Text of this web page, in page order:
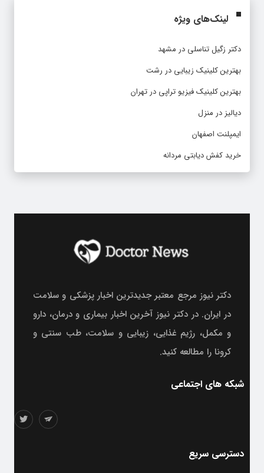
لینک‌های ویژه
دکتر زگیل تناسلی در مشهد
بهترین کلینیک زیبایی در رشت
بهترین کلینیک فیزیو تراپی در تهران
دیالیز در منزل
ایمپلنت اصفهان
خرید کفش دیابتی مردانه
دکتر نیوز مرجع معتبر جدیدترین اخبار پزشکی و سلامت
در ایران. در دکتر نیوز آخرین اخبار بیماری و درمان، دارو
و مکمل، رژیم غذایی، زیبایی و سلامت، طب سنتی و
کرونا را مطالعه کنید.
شبکه های اجتماعی
دسترسی سریع